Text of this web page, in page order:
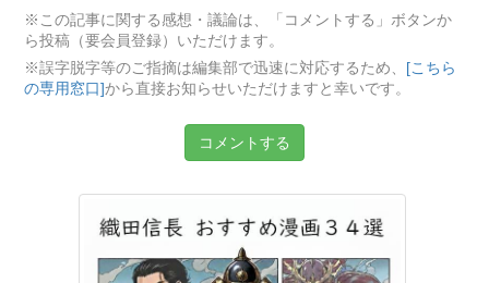
※この記事に関する感想・議論は、「コメントする」ボタンか
ら投稿（要会員登録）いただけます。
※誤字脱字等のご指摘は編集部で迅速に対応するため、
[こちら
の専用窓口]から直接お知らせいただけますと幸いです。
コメントする